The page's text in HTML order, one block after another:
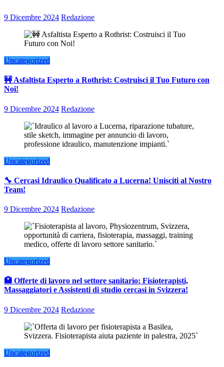
9 Dicembre 2024 Redazione
Uncategorized
🚧 Asfaltista Esperto a Rothrist: Costruisci il Tuo Futuro con
Noi!
9 Dicembre 2024 Redazione
Uncategorized
🔧 Cercasi Idraulico Qualificato a Lucerna! Unisciti al Nostro
Team!
9 Dicembre 2024 Redazione
Uncategorized
🏥 Offerte di lavoro nel settore sanitario: Fisioterapisti,
Massaggiatori e Assistenti di studio cercasi in Svizzera!
9 Dicembre 2024 Redazione
Uncategorized